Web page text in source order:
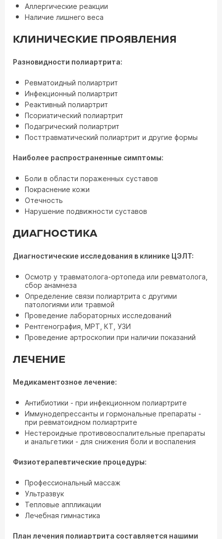
Аллергические реакции
Наличие лишнего веса
КЛИНИЧЕСКИЕ ПРОЯВЛЕНИЯ
Разновидности полиартрита:
Ревматоидный полиартрит
Инфекционный полиартрит
Реактивный полиартрит
Псориатический полиартрит
Подагрический полиартрит
Посттравматический полиартрит и другие формы
Наиболее распространенные симптомы:
Боли в области пораженных суставов
Покраснение кожи
Отечность
Нарушение подвижности суставов
ДИАГНОСТИКА
Диагностические исследования в клинике ЦЭЛТ:
Осмотр у травматолога-ортопеда или ревматолога,
сбор анамнеза
Определение связи полиартрита с другими
патологиями или травмой
Проведение лабораторных исследований
Рентгенография, МРТ, КТ, УЗИ
Проведение артроскопии при наличии показаний
ЛЕЧЕНИЕ
Медикаментозное лечение:
Антибиотики - при инфекционном полиартрите
Иммунодепрессанты и гормональные препараты -
при ревматоидном полиартрите
Нестероидные противовоспалительные препараты
и анальгетики - для снижения боли и воспаления
Физиотерапевтические процедуры:
Профессиональный массаж
Ультразвук
Тепловые аппликации
Лечебная гимнастика
План лечения полиартрита составляется нашими